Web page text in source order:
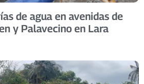
de agua en avenidas de
y Palavecino en Lara